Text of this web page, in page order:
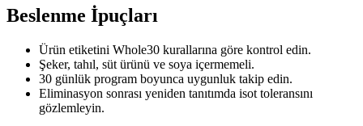
Beslenme İpuçları
Ürün etiketini Whole30 kurallarına göre kontrol edin.
Şeker, tahıl, süt ürünü ve soya içermemeli.
30 günlük program boyunca uygunluk takip edin.
Eliminasyon sonrası yeniden tanıtımda isot toleransını
gözlemleyin.